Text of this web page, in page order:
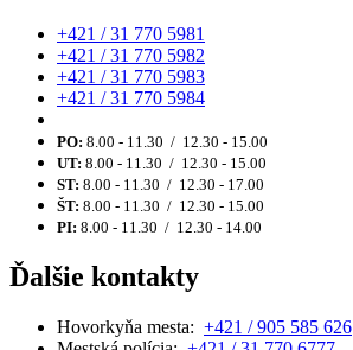
+421 / 31 770 5981
+421 / 31 770 5982
+421 / 31 770 5983
+421 / 31 770 5984
PO: 8.00 - 11.30 / 12.30 - 15.00
UT: 8.00 - 11.30 / 12.30 - 15.00
ST: 8.00 - 11.30 / 12.30 - 17.00
ŠT: 8.00 - 11.30 / 12.30 - 15.00
PI: 8.00 - 11.30 / 12.30 - 14.00
Ďalšie kontakty
Hovorkyňa mesta: +421 / 905 585 626